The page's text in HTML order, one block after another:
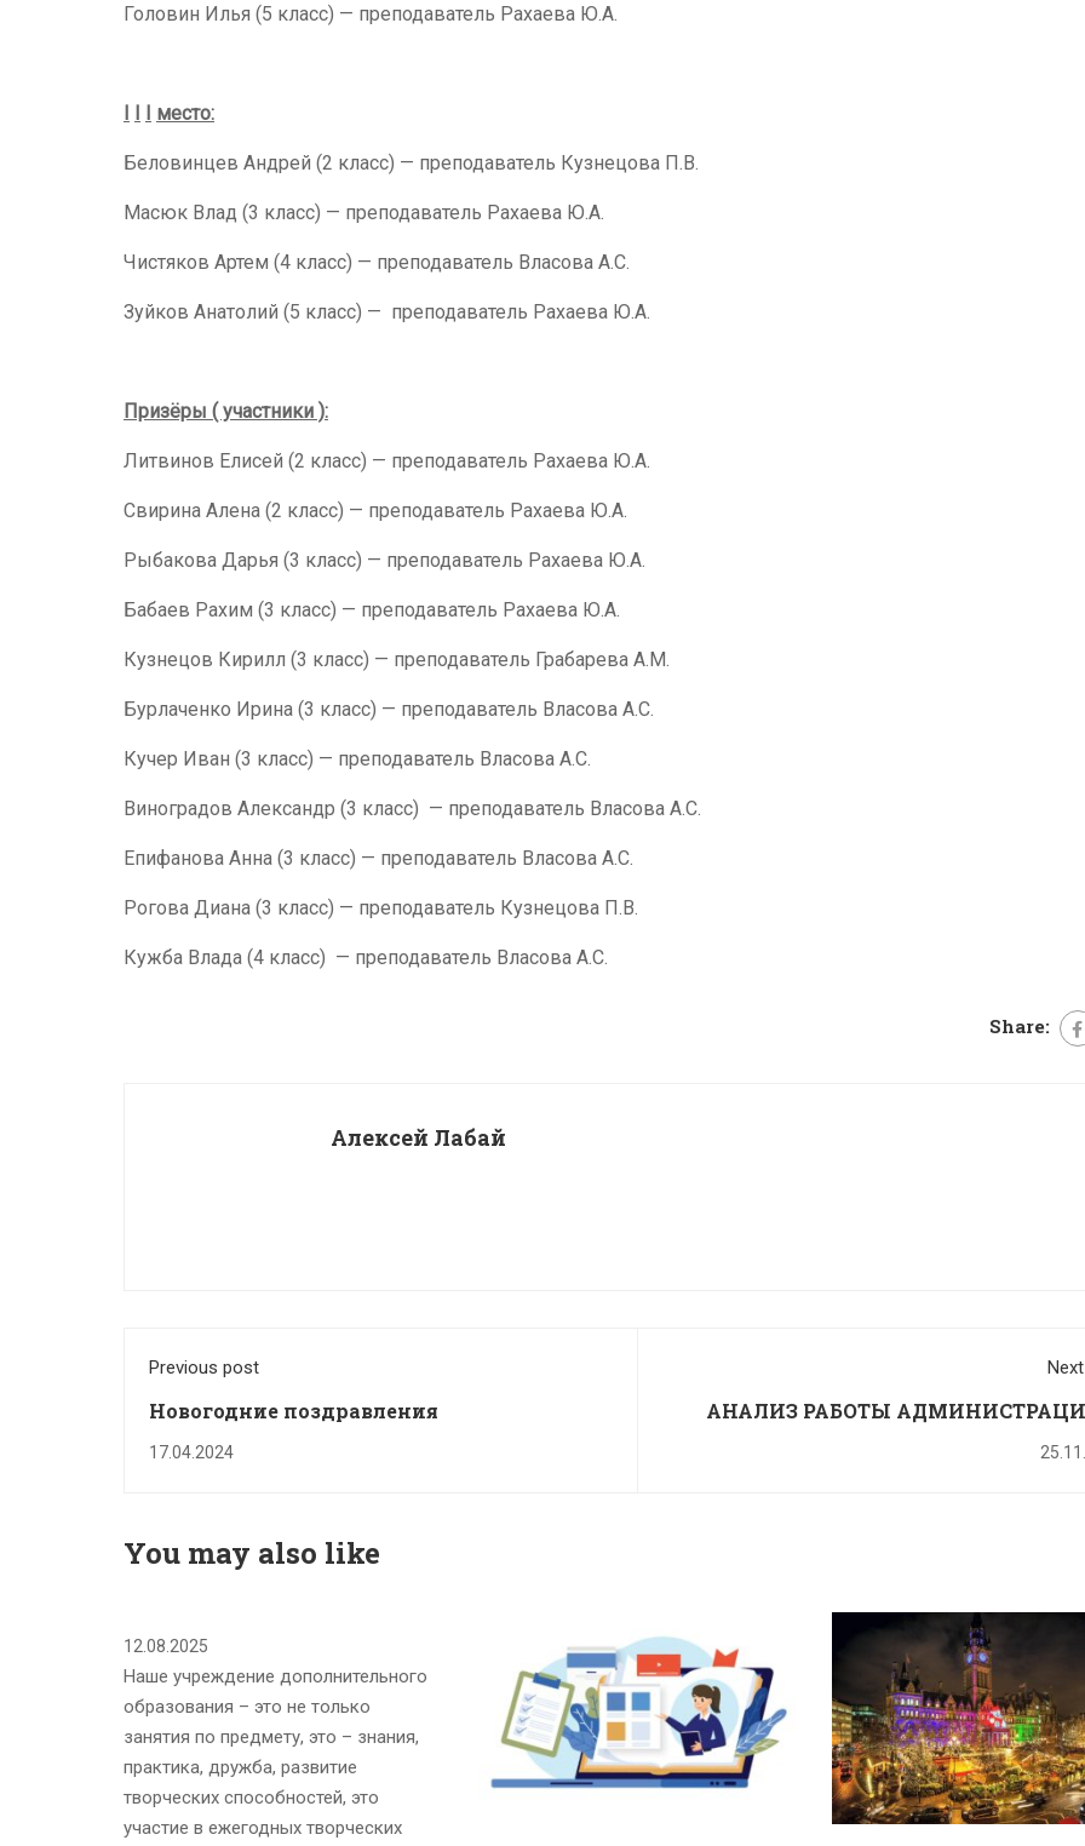
Головин Илья (5 класс) — преподаватель Рахаева Ю.А.
I I I место:
Беловинцев Андрей (2 класс) — преподаватель Кузнецова П.В.
Масюк Влад (3 класс) — преподаватель Рахаева Ю.А.
Чистяков Артем (4 класс) — преподаватель Власова А.С.
Зуйков Анатолий (5 класс) — преподаватель Рахаева Ю.А.
Призёры ( участники ):
Литвинов Елисей (2 класс) — преподаватель Рахаева Ю.А.
Свирина Алена (2 класс) — преподаватель Рахаева Ю.А.
Рыбакова Дарья (3 класс) — преподаватель Рахаева Ю.А.
Бабаев Рахим (3 класс) — преподаватель Рахаева Ю.А.
Кузнецов Кирилл (3 класс) — преподаватель Грабарева А.М.
Бурлаченко Ирина (3 класс) — преподаватель Власова А.С.
Кучер Иван (3 класс) — преподаватель Власова А.С.
Виноградов Александр (3 класс) — преподаватель Власова А.С.
Епифанова Анна (3 класс) — преподаватель Власова А.С.
Рогова Диана (3 класс) — преподаватель Кузнецова П.В.
Кужба Влада (4 класс) — преподаватель Власова А.С.
Share:
Алексей Лабай
Previous post
Новогодние поздравления
17.04.2024
АНАЛИЗ РАБОТЫ
ПЕДАГОГИЧЕСКОГО КОЛЛЕКТИВА ЧОО ДО
You may also like
12.08.2025
Наше учреждение дополнительного
образования – это не только
занятия по предмету, это – знания,
практика, дружба, развитие
творческих способностей, это
участие в ежегодных творческих